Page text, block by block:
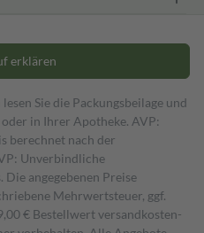
erklären
Sie die Packungsbeilage und
in Ihrer Apotheke. AVP:
berechnet nach der
Unverbindliche
angegebenen Preise
Mehrwertsteuer, ggf.
€ Bestell­wert versand­kosten­